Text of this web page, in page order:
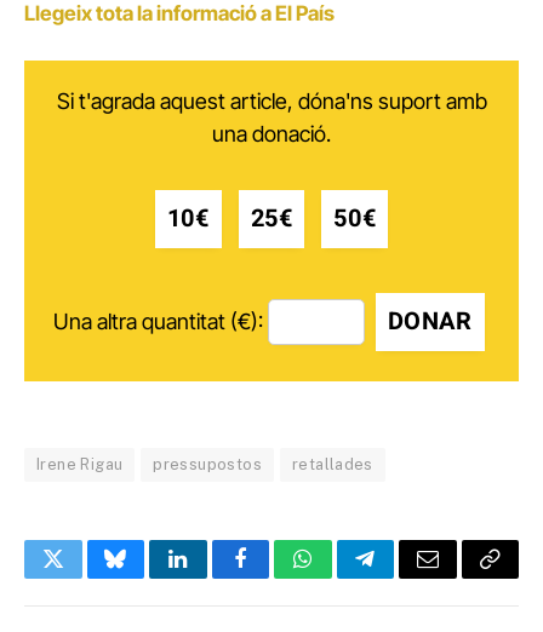
Llegeix tota la informació a El País
Si t'agrada aquest article, dóna'ns suport amb
una donació.
10€ 25€ 50€
Una altra quantitat (€): DONAR
Irene Rigau pressupostos retallades
TwitterBlueskyLinkedInFacebookWhatsAppTelegramEmail Copy